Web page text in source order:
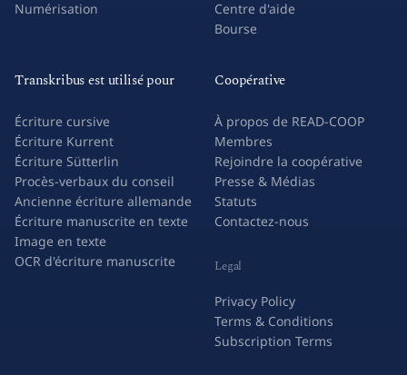
Numérisation
Centre d'aide
Bourse
Transkribus est utilisé pour
Écriture cursive
Écriture Kurrent
Écriture Sütterlin
Procès-verbaux du conseil
Ancienne écriture allemande
Écriture manuscrite en texte
Image en texte
OCR d'écriture manuscrite
Coopérative
À propos de READ-COOP
Membres
Rejoindre la coopérative
Presse & Médias
Statuts
Contactez-nous
Legal
Privacy Policy
Terms & Conditions
Subscription Terms